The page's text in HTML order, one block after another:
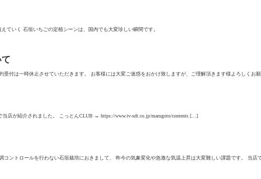
ていく 石垣いちごの定植シーンは、国内でも大変珍しい瞬間です。
受付は一時休止させていただきます。 お客様には大変ご迷惑をおかけ致しますが、ご理解頂きます様よろ
店が紹介されました。 こっとんCLUB → https://www.tv-sdt.co.jp/marugoto/contents […]
ントロールを行わない石垣栽培におきまして、 昨今の気象変化や急激な気温上昇は大変難しい課題です。 当